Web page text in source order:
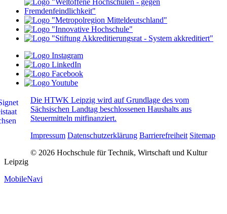
Die HTWK Leipzig wird auf Grundlage des vom
Sächsischen Landtag beschlossenen Haushalts aus
Steuermitteln mitfinanziert.
Impressum Datenschutzerklärung Barrierefreiheit Sitemap
© 2026 Hochschule für Technik, Wirtschaft und Kultur
Leipzig
MobileNavi